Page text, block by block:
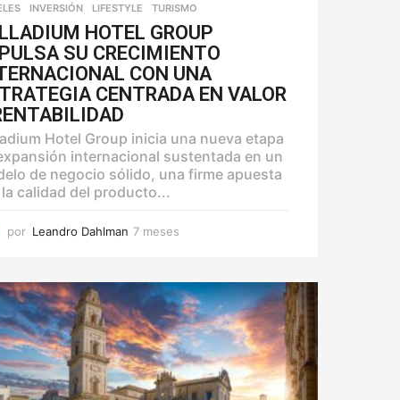
,INVERSIÓN ,LIFESTYLE ,TURISMO
HOTEL GROUP
SU CRECIMIENTO
CON UNA
CENTRADA EN VALOR
Hotel Group inicia una nueva etapa
internacional sustentada en un
de negocio sólido, una firme apuesta
calidad del producto...
por Leandro Dahlman 7 meses
s
e
s